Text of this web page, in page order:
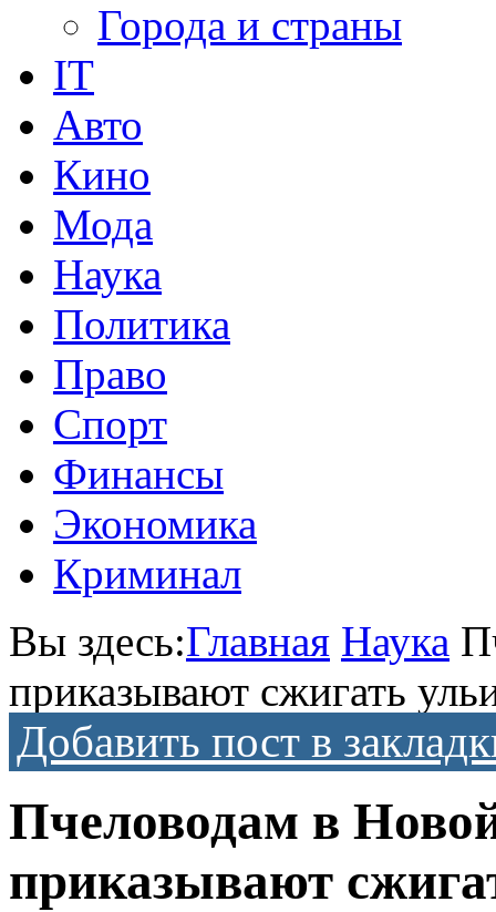
Города и страны
IT
Авто
Кино
Мода
Наука
Политика
Право
Спорт
Финансы
Экономика
Криминал
Вы здесь:Главная Наука
приказывают сжигать
Добавить пост в
Пчеловодам в
приказывают